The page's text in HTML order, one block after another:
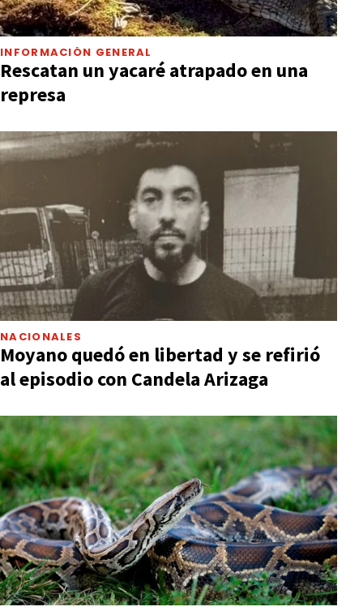
INFORMACIÓN GENERAL
Rescatan un yacaré atrapado en una
represa
NACIONALES
Moyano quedó en libertad y se refirió
al episodio con Candela Arizaga